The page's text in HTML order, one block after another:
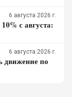
6 августа 2026 г.
с августа:
6 августа 2026 г.
движение по